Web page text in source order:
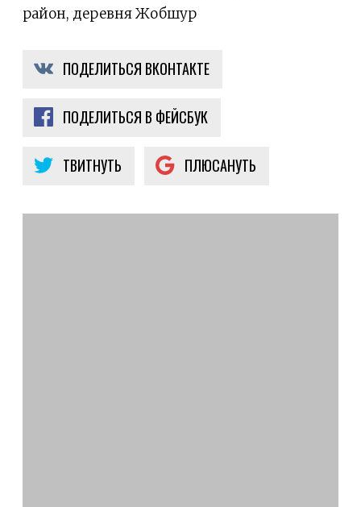
район, деревня Жобшур
ПОДЕЛИТЬСЯ ВКОНТАКТЕ
ПОДЕЛИТЬСЯ В ФЕЙСБУК
ТВИТНУТЬ ПЛЮСАНУТЬ